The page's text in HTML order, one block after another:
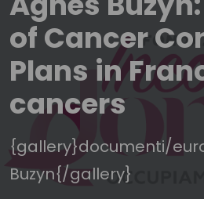
of Cancer
Plans in
cancers
{gallery}documenti/
Buzyn{/gallery}